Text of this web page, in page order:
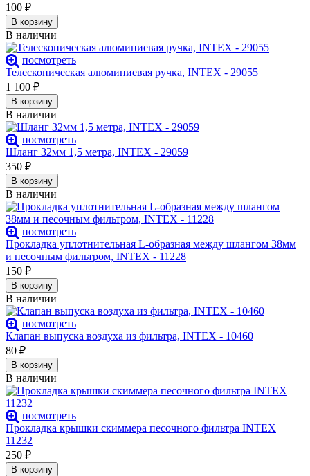
100 ₽
В корзину
В наличии
посмотреть
Телескопическая алюминиевая ручка, INTEX - 29055
1 100 ₽
В корзину
В наличии
посмотреть
Шланг 32мм 1,5 метра, INTEX - 29059
350 ₽
В корзину
В наличии
посмотреть
Прокладка уплотнительная L-образная между шлангом 38мм
и песочным фильтром, INTEX - 11228
150 ₽
В корзину
В наличии
посмотреть
Клапан выпуска воздуха из фильтра, INTEX - 10460
80 ₽
В корзину
В наличии
посмотреть
Прокладка крышки скиммера песочного фильтра INTEX
11232
250 ₽
В корзину